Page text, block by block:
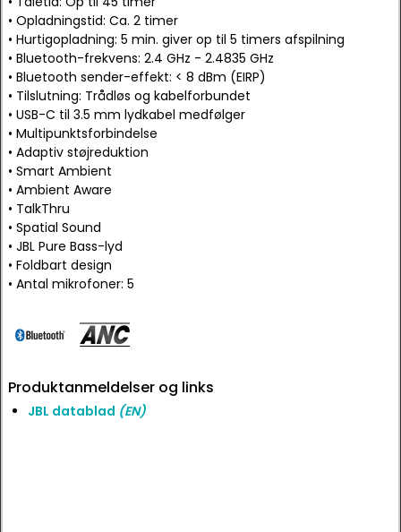
• Opladningstid: Ca. 2 timer
• Hurtigopladning: 5 min. giver op til 5 timers afspilning
• Bluetooth-frekvens: 2.4 GHz - 2.4835 GHz
• Bluetooth sender-effekt: < 8 dBm (EIRP)
• Tilslutning: Trådløs og kabelforbundet
• USB-C til 3.5 mm lydkabel medfølger
• Multipunktsforbindelse
• Adaptiv støjreduktion
• Smart Ambient
• Ambient Aware
• TalkThru
• Spatial Sound
• JBL Pure Bass-lyd
• Foldbart design
• Antal mikrofoner: 5
Produktanmeldelser og links
JBL datablad (EN)